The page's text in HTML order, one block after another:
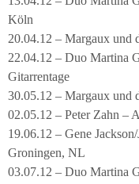
Köln
20.04.12 – Margaux und
22.04.12 – Duo Martina
Gitarrentage
30.05.12 – Margaux und
02.05.12 – Peter Zahn –
19.06.12 – Gene
Groningen, NL
03.07.12 – Duo Martina